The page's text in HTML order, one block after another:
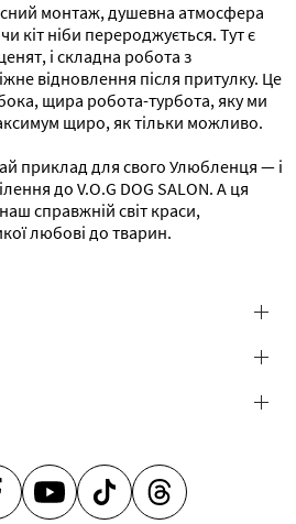
монтаж, душевна атмосфера
кіт ніби перероджується. Тут є
і складна робота з
відновлення після притулку. Це
щира робота-турбота, яку ми
щиро, як тільки можливо.
приклад для свого Улюбленця — і
до V.O.G DOG SALON. А ця
справжній світ краси,
любові до тварин.
-